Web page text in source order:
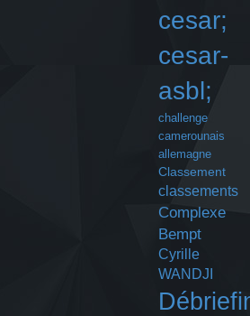
cesar;
cesar-
asbl;
challenge
camerounais
allemagne
Classement
classements
Complexe
Bempt
Cyrille
WANDJI